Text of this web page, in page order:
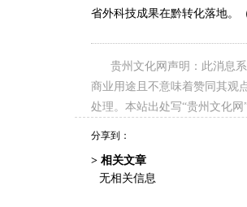
省外科技成果在黔转化落地。
贵州文化网声明：此消息
商业用途且不意味着赞同其观
处理。本站出处写“贵州文化
分享到：
> 相关文章
无相关信息